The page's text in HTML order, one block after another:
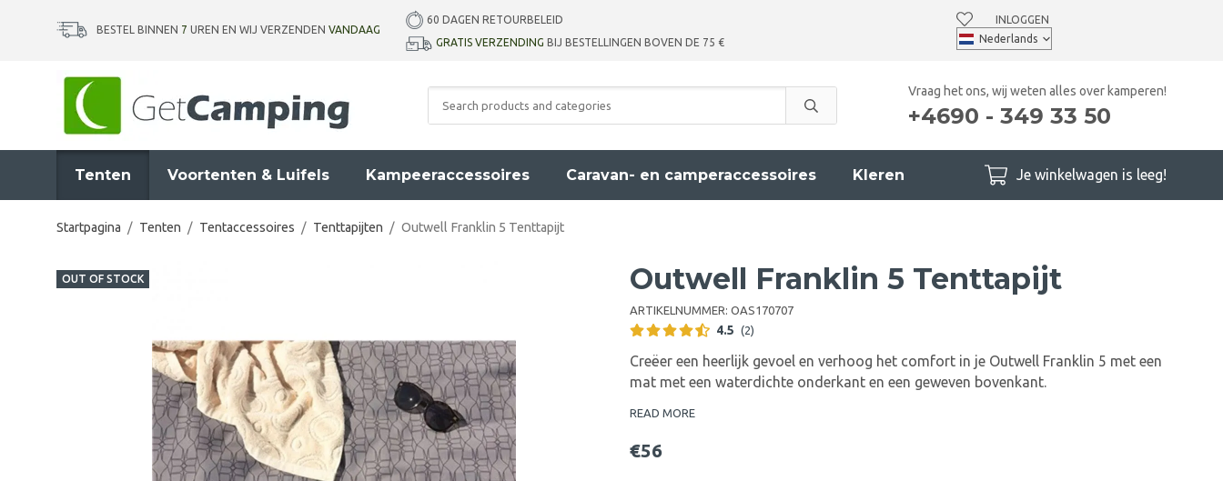
BESTEL BINNEN 7 UREN EN WIJ VERZENDEN VANDAAG
60 DAGEN RETOURBELEID
GRATIS VERZENDING BIJ BESTELLINGEN BOVEN DE 75 €
INLOGGEN
Vraag het ons, wij weten alles over kamperen!
+4690 - 349 33 50
Tenten Voortenten & Luifels Kampeeraccessoires Caravan- en camperaccessoires Kleren Je winkelwagen is leeg!
Startpagina / Tenten / Tentaccessoires / Tenttapijten / Outwell Franklin 5 Tenttapijt
OUT OF STOCK Outwell Franklin 5 Tenttapijt
ARTIKELNUMMER: OAS170707
4.5 (2)
Creëer een heerlijk gevoel en verhoog het comfort in je Outwell Franklin 5 met een
mat met een waterdichte onderkant en een geweven bovenkant.
READ MORE
€56